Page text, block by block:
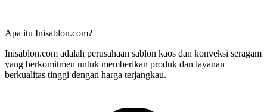
Apa itu Inisablon.com?
Inisablon.com adalah perusahaan sablon kaos dan konveksi seragam
yang berkomitmen untuk memberikan produk dan layanan
berkualitas tinggi dengan harga terjangkau.